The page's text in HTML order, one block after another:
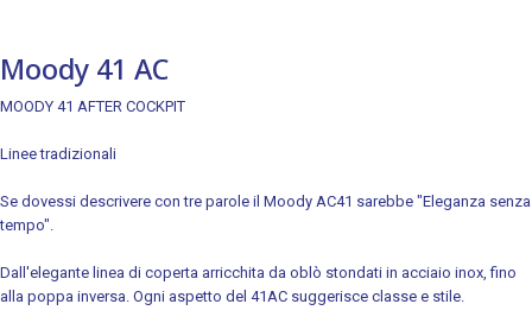
Moody 41 AC
MOODY 41 AFTER COCKPIT
Linee tradizionali
Se dovessi descrivere con tre parole il Moody AC41 sarebbe "Eleganza senza
tempo".
Dall'elegante linea di coperta arricchita da oblò stondati in acciaio inox, fino
alla poppa inversa. Ogni aspetto del 41AC suggerisce classe e stile.